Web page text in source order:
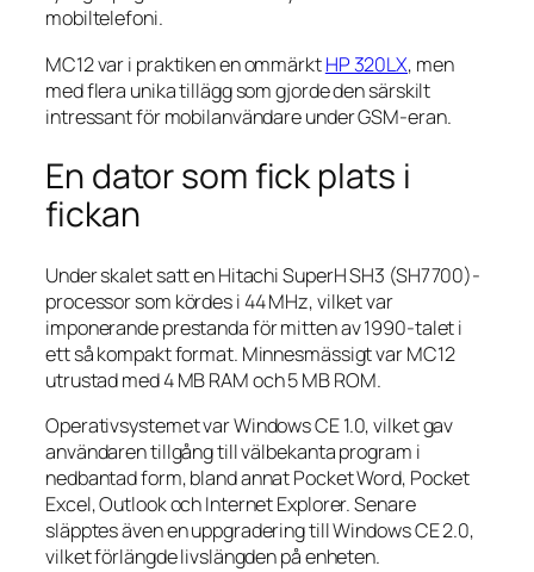
mobiltelefoni.
MC12 var i praktiken en ommärktHP 320LX, men
med flera unika tillägg som gjorde den särskilt
intressant för mobilanvändare under GSM-eran.
En dator som fick plats i
fickan
Under skalet satt en Hitachi SuperH SH3 (SH7700)-
processor som kördes i 44 MHz, vilket var
imponerande prestanda för mitten av 1990-talet i
ett så kompakt format. Minnesmässigt var MC12
utrustad med 4 MB RAM och 5 MB ROM.
Operativsystemet var Windows CE 1.0, vilket gav
användaren tillgång till välbekanta program i
nedbantad form, bland annat Pocket Word, Pocket
Excel, Outlook och Internet Explorer. Senare
släpptes även en uppgradering till Windows CE 2.0,
vilket förlängde livslängden på enheten.